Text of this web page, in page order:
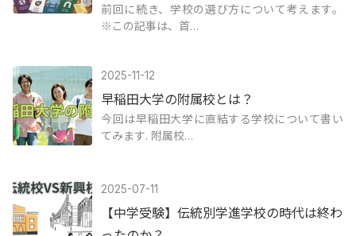
前回に続き、学校の選び方について考えます。
※この記事は、首…
2025-11-12
早稲田大学の附属校とは？
今回は早稲田大学に直結する学校について書い
てみます. 附属校…
2025-07-11
【中学受験】伝統別学進学校の時代は終わ